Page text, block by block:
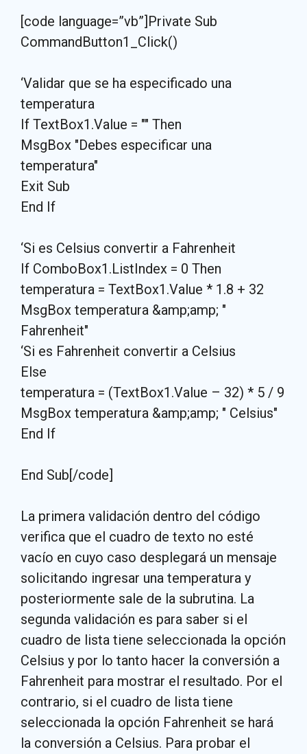
[code language=”vb”]Private Sub
CommandButton1_Click()
‘Validar que se ha especificado una
temperatura
If TextBox1.Value = "" Then
MsgBox "Debes especificar una
temperatura"
Exit Sub
End If
‘Si es Celsius convertir a Fahrenheit
If ComboBox1.ListIndex = 0 Then
temperatura = TextBox1.Value * 1.8 + 32
MsgBox temperatura &amp;amp; "
Fahrenheit"
‘Si es Fahrenheit convertir a Celsius
Else
temperatura = (TextBox1.Value – 32) * 5 / 9
MsgBox temperatura &amp;amp; " Celsius"
End If
End Sub[/code]
La primera validación dentro del código
verifica que el cuadro de texto no esté
vacío en cuyo caso desplegará un mensaje
solicitando ingresar una temperatura y
posteriormente sale de la subrutina. La
segunda validación es para saber si el
cuadro de lista tiene seleccionada la opción
Celsius y por lo tanto hacer la conversión a
Fahrenheit para mostrar el resultado. Por el
contrario, si el cuadro de lista tiene
seleccionada la opción Fahrenheit se hará
la conversión a Celsius. Para probar el